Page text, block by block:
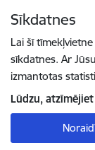
Sīkdatnes
Lai šī
sīkdatnes. Ar
izmantotas
Lūdzu,